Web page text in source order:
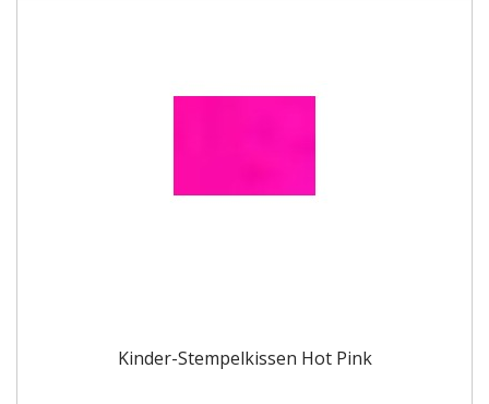
Kinder-Stempelkissen Hot Pink